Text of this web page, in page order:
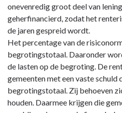
onevenredig groot deel van
geherfinancierd, zodat het
de jaren gespreid wordt.
Het percentage van de
begrotingstotaal. Daaronder
de lasten op de begroting. De
gemeenten met een vaste schuld
begrotingstotaal. Zij behoeven
houden. Daarmee krijgen die